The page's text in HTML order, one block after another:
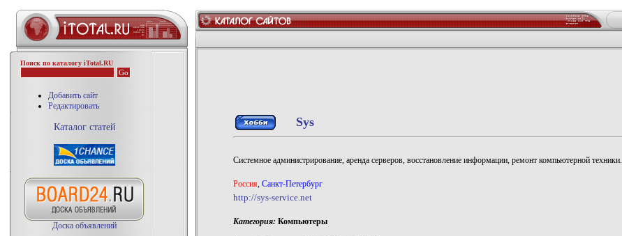
Поиск по каталогу iTotal.RU
Добавить сайт
Редактировать
Каталог статей
Доска объявлений
Sys
Системное администрирование, аренда серверов, восстановление информации, ремонт компьютерной техники.
Россия, Санкт-Петербург
http://sys-service.net
Категория: Компьютеры